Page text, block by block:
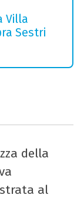
Villa
Sestri
della
al